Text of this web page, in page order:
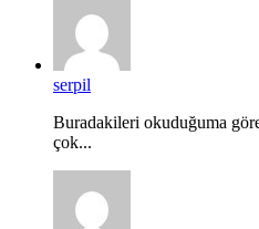
serpil
Buradakileri okuduğuma
çok...